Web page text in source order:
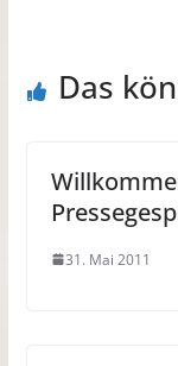
Das
31. Mai 2011